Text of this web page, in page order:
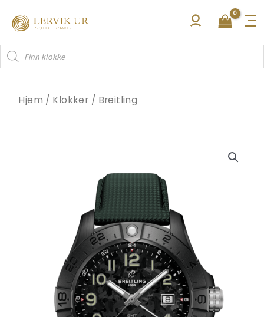
rett
innholdet
Products
search
Hjem / Klokker / Breitling